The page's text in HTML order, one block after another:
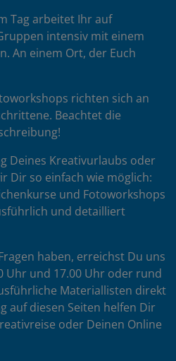
Tag arbeitet Ihr auf
intensiv mit einem
An einem Ort, der Euch
richten sich an
Beachtet die
Deines Kreativurlaubs oder
Dir so einfach wie möglich:
und Fotoworkshops
und detailliert
haben, erreichst Du uns
Uhr und 17.00 Uhr oder rund
Materiallisten direkt
auf diesen Seiten helfen Dir
oder Deinen Online